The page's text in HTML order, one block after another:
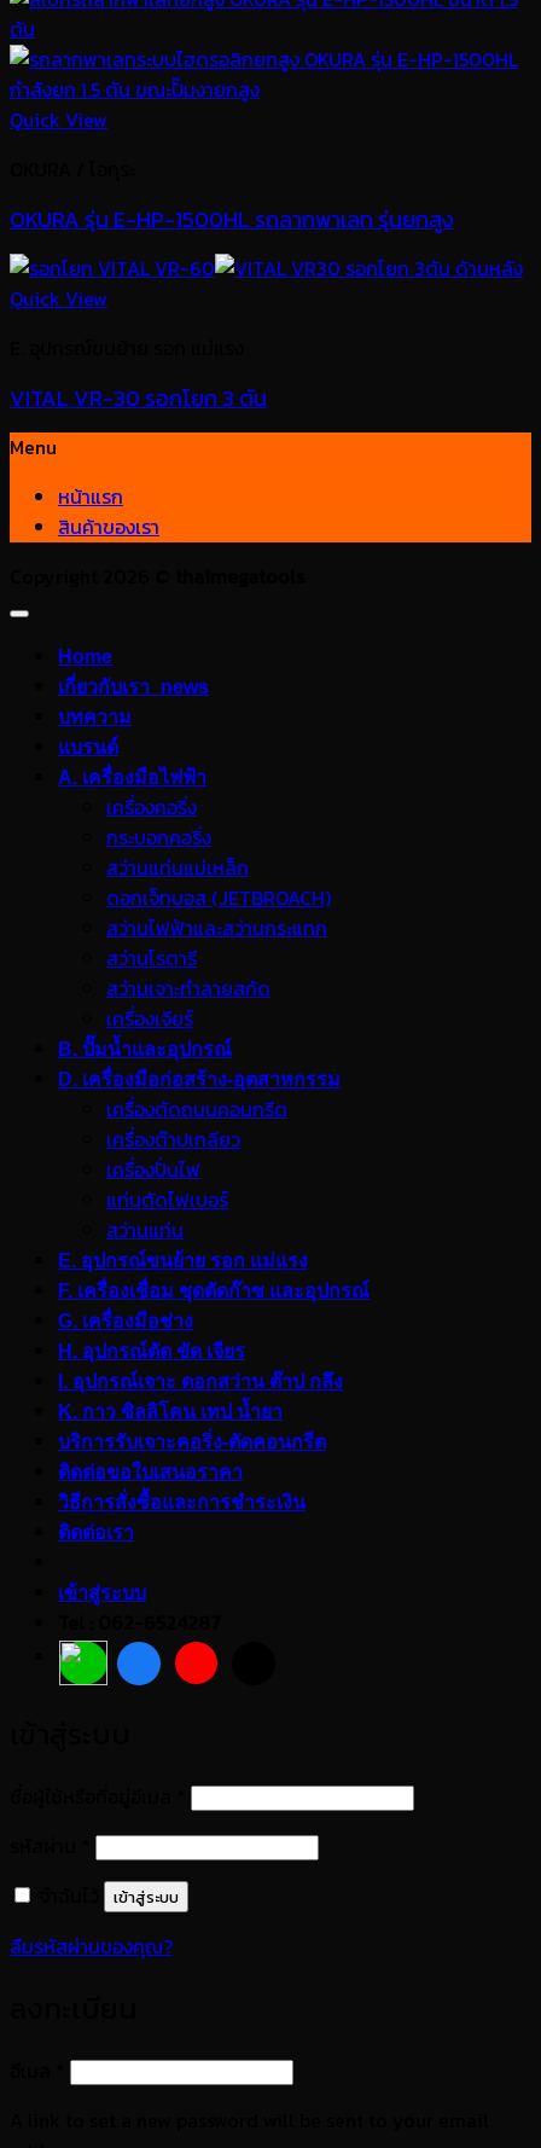
Quick View
OKURA รุ่น E-HP-1500HL รถลากพาเลท รุ่นยกสูง
Quick View
VITAL VR-30 รอกโยก 3 ตัน
Menu
หน้าแรก
สินค้าของเรา
Home
เกี่ยวกับเรา_news
บทความ
แบรนด์
A. เครื่องมือไฟฟ้า
เครื่องคอริ่ง
กระบอกคอริ่ง
สว่านแท่นแม่เหล็ก
ดอกเจ็ทบอส (JETBROACH)
สว่านไฟฟ้าและสว่านกระแทก
สว่านโรตารี
สว่านเจาะทำลายสกัด
เครื่องเจียร์
B. ปั๊มน้ำและอุปกรณ์
D. เครื่องมือก่อสร้าง-อุตสาหกรรม
เครื่องตัดถนนคอนกรีต
เครื่องต๊าปเกลียว
เครื่องปั่นไฟ
แท่นตัดไฟเบอร์
สว่านแท่น
E. อุปกรณ์ขนย้าย รอก แม่แรง
F. เครื่องเชื่อม ชุดตัดก๊าซ และอุปกรณ์
G. เครื่องมือช่าง
H. อุปกรณ์ตัด ขัด เจียร
I. อุปกรณ์เจาะ ดอกสว่าน ต๊าป กลึง
K. กาว ซิลลิโคน เทป น้ำยา
บริการรับเจาะคอริ่ง-ตัดคอนกรีต
ติดต่อขอใบเสนอราคา
วิธีการสั่งซื้อและการชำระเงิน
ติดต่อเรา
เข้าสู่ระบบ
ต้องการ
ต้องการ
เข้าสู่ระบบ
ลืมรหัสผ่านของคุณ?
ต้องการ